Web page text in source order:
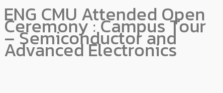
ENG CMU Attended Open
Ceremony : Campus Tour
– Semiconductor and
Advanced Electronics